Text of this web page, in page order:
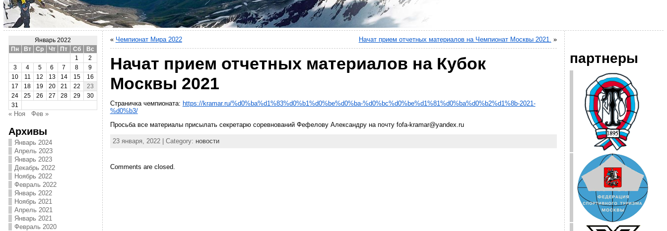
Январь 2022
Пн
Вт Ср Чт Пт Сб
Вс
1
2
3
4 5 6 7 8
9
10
11 12 13 14 15
16
17
18 19 20 21 22
23
24
25 26 27 28 29
30
31
« Ноя Фев »
Архивы
Январь 2024
Апрель 2023
Январь 2023
Декабрь 2022
Ноябрь 2022
Февраль 2022
Январь 2022
Ноябрь 2021
Апрель 2021
Январь 2021
Февраль 2020
« Чемпионат Мира 2022 Начат прием отчетных материалов на Чемпионат Москвы 2021. »
Начат прием отчетных материалов на Кубок
Москвы 2021
Страничка чемпионата: https://kramar.ru/%d0%ba%d1%83%d0%b1%d0%be%d0%ba-%d0%bc%d0%be%d1%81%d0%ba%d0%b2%d1%8b-2021-
%d0%b3/
Просьба все материалы присылать секретарю соревнований Фефелову Александру на почту fofa-kramar@yandex.ru
23 января, 2022 | Category: новости
Comments are closed.
партнеры